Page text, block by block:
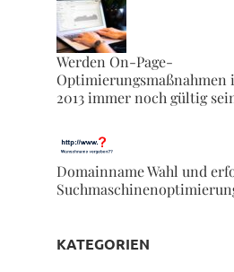
Werden On-Page-
Optimierungsmaßnahmen
2013 immer noch gültig
Domainname Wahl und
KATEGORIEN